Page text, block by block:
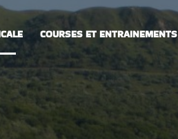
COURSES ET ENTRAINEMENTS